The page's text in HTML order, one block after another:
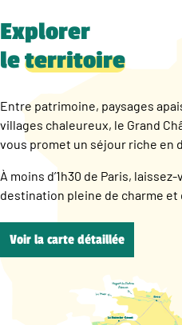
Explorer
leterritoire
Entre patrimoine, paysages
villages chaleureux, le Grand
vous promet un séjour riche en
À moins d’1h30 de Paris,
destination pleine de charme et
Voir la carte détaillée